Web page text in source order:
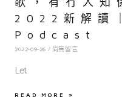
2022新解讀
Podcast
2022-09-26 尚無留言
Let
READ MORE »